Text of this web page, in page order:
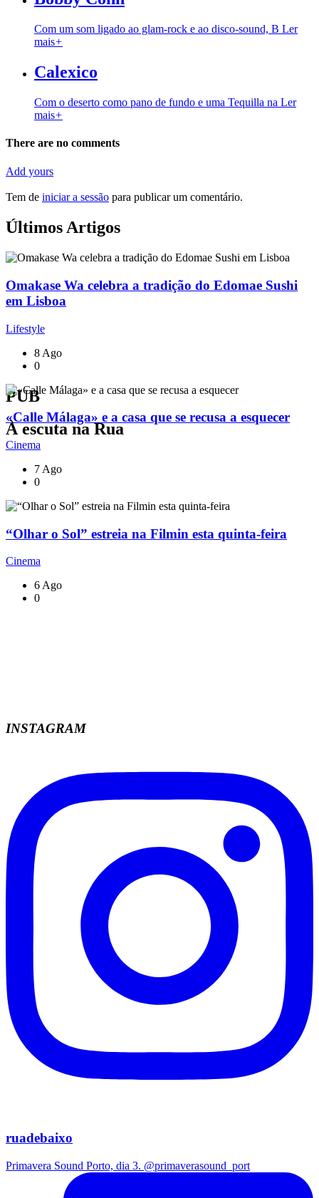
Com um som ligado ao glam-rock e ao disco-sound, B Ler
mais+
Calexico
Com o deserto como pano de fundo e uma Tequilla na Ler
mais+
There are no comments
Add yours
Tem de iniciar a sessão para publicar um comentário.
Últimos Artigos
Omakase Wa celebra a tradição do Edomae Sushi
em Lisboa
Lifestyle
8 Ago
0
«Calle Málaga» e a casa que se recusa a esquecer
Cinema
7 Ago
0
“Olhar o Sol” estreia na Filmin esta quinta-feira
Cinema
6 Ago
0
PUB
À escuta na Rua
INSTAGRAM
ruadebaixo
Primavera Sound Porto, dia 3. @primaverasound_port